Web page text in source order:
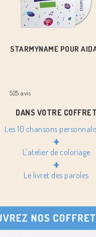
STARMYNAME POUR
525avis
DANS VOTRE COFFRET
Les 10 chansons
+
L'atelier de coloriage
+
Le livret des paroles